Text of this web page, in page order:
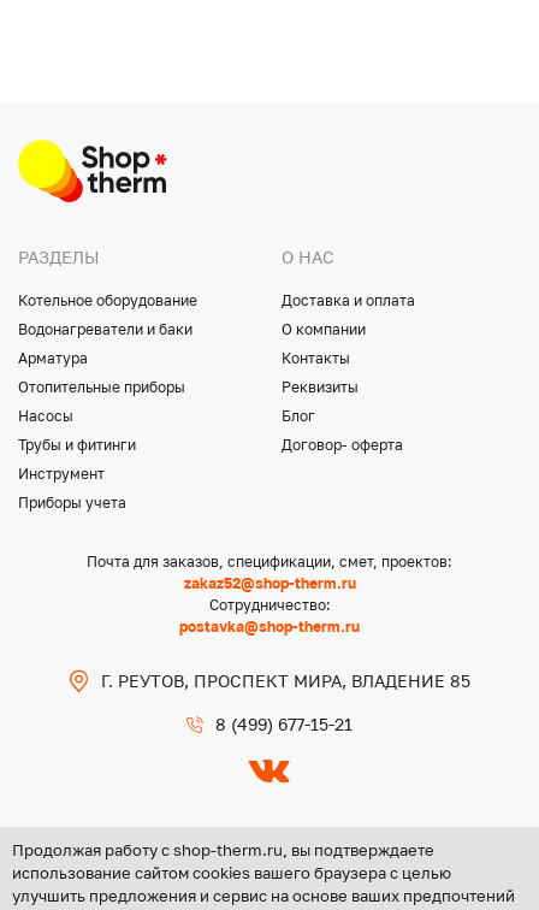
РАЗДЕЛЫ
Котельное оборудование
Водонагреватели и баки
Арматура
Отопительные приборы
Насосы
Трубы и фитинги
Инструмент
Приборы учета
О НАС
Доставка и оплата
О компании
Контакты
Реквизиты
Блог
Договор- оферта
Почта для заказов, спецификации, смет, проектов:
zakaz52@shop-therm.ru
Сотрудничество:
postavka@shop-therm.ru
Г. РЕУТОВ, ПРОСПЕКТ МИРА, ВЛАДЕНИЕ 85
8 (499) 677-15-21
Copyright @ 2026 ООО «ЦЕНТР ГРУПП НН»
Продолжая работу с shop-therm.ru, вы подтверждаете
использование сайтом cookies вашего браузера с целью
улучшить предложения и сервис на основе ваших предпочтений